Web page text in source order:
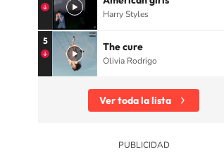
Harry Styles
5 The cure
Olivia Rodrigo
Ver toda la lista